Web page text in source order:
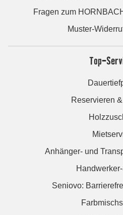
Fragen zum
Muster-
Top-
Reservieren
Anhänger- und
Seniovo: